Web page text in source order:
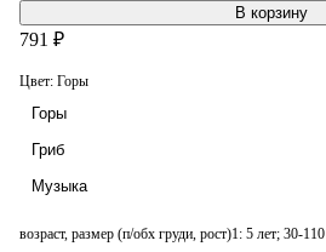
В корзину
791 ₽
Цвет: Горы
Горы
Гриб
Музыка
возраст, размер (п/обх груди, рост)1: 5 лет; 30-110